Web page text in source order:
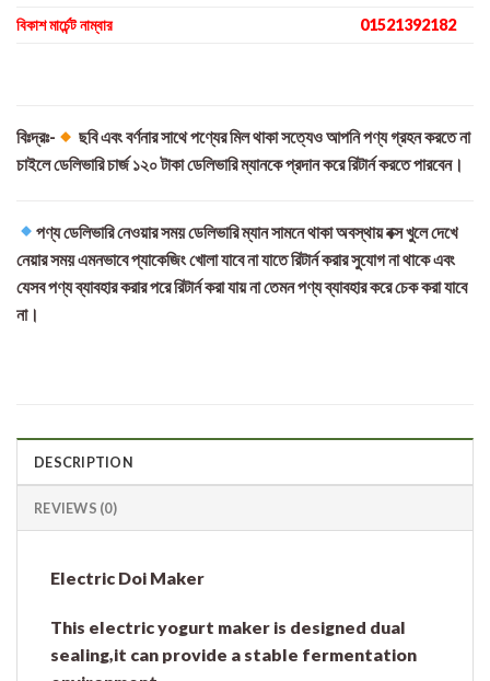
বিকাশ মার্চেন্ট নাম্বার
01521392182
বিঃদ্রঃ-
ছবি এবং বর্ণনার সাথে পণ্যের মিল থাকা সত্যেও আপনি পণ্য গ্রহন করতে না
চাইলে ডেলিভারি চার্জ ১২০ টাকা ডেলিভারি ম্যানকে প্রদান করে রিটার্ন করতে পারবেন।
পণ্য ডেলিভারি নেওয়ার সময় ডেলিভারি ম্যান সামনে থাকা অবস্থায় বক্স খুলে দেখে
নেয়ার সময় এমনভাবে প্যাকেজিং খোলা যাবে না যাতে রিটার্ন করার সুযোগ না থাকে এবং
যেসব পণ্য ব্যাবহার করার পরে রিটার্ন করা যায় না তেমন পণ্য ব্যাবহার করে চেক করা যাবে
না।
DESCRIPTION
REVIEWS (0)
Electric Doi Maker
This electric yogurt maker is designed dual
sealing,it can provide a stable fermentation